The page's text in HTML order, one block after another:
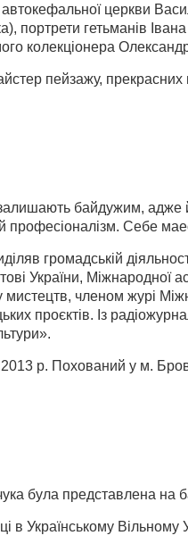
автокефальної церкви
портрети гетьманів
колекціонера
пейзажу, прекрасних
байдужим, адже
професіоналізм. Себе
громадській
України, Міжнародної
членом журі
проєктів. Із
р. Похований у м.
була представлена на
в Українському